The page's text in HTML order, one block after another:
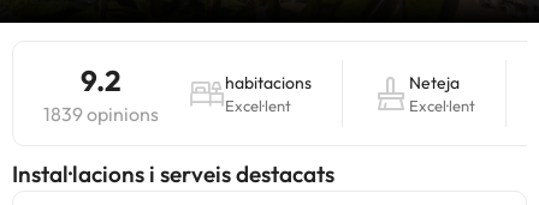
9.2
1839 opinions
habitacions
Excel·lent
Neteja
Excel·lent
Instal·lacions i serveis destacats